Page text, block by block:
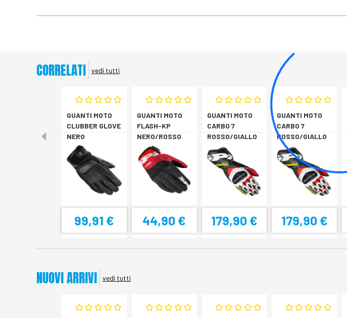
CORRELATI vedi tutti
GUANTI MOTO
CLUBBER GLOVE
NERO
99,91 €
GUANTI MOTO
FLASH-KP
NERO/ROSSO
44,90 €
GUANTI MOTO
CARBO 7
ROSSO/GIALLO
FLUORESCENTE
179,90 €
GUANTI MOTO
CARBO 7
ROSSO/GIALLO
FLUORESCENTE
179,90 €
NUOVI ARRIVI vedi tutti